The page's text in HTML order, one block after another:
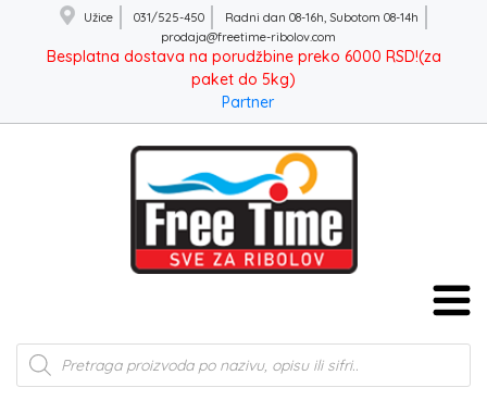
Užice 031/525-450
Radni dan 08-16h, Subotom 08-14h
prodaja@freetime-ribolov.com
Besplatna dostava na porudžbine preko 6000 RSD!(za
paket do 5kg)
Partner
Products
search